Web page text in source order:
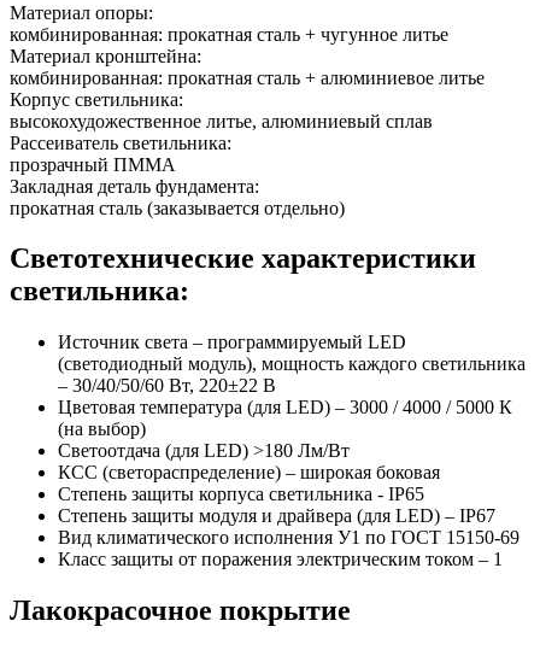
Материал опоры:
комбинированная: прокатная сталь + чугунное литье
Материал кронштейна:
комбинированная: прокатная сталь + алюминиевое литье
Корпус светильника:
высокохудожественное литье, алюминиевый сплав
Рассеиватель светильника:
прозрачный ПММА
Закладная деталь фундамента:
прокатная сталь (заказывается отдельно)
Светотехнические характеристики
светильника:
Источник света – программируемый LED
(светодиодный модуль), мощность каждого светильника
– 30/40/50/60 Вт, 220±22 В
Цветовая температура (для LED) – 3000 / 4000 / 5000 К
(на выбор)
Светоотдача (для LED) >180 Лм/Вт
КСС (светораспределение) – широкая боковая
Степень защиты корпуса светильника - IP65
Степень защиты модуля и драйвера (для LED) – IP67
Вид климатического исполнения У1 по ГОСТ 15150-69
Класс защиты от поражения электрическим током – 1
Лакокрасочное покрытие